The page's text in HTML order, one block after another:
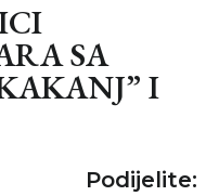
SA
I
Podijelite: